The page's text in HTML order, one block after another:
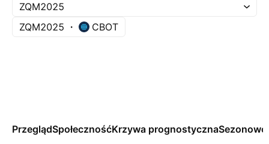
ZQM2025
ZQM2025
CBOT
PrzeglądSpołecznośćKrzywa prognostyczna